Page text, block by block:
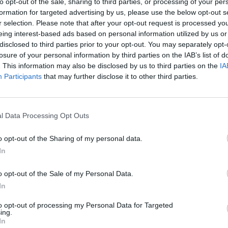
for targeted advertising by us, please use the below opt-out
selection. Please note that after your opt-out request is processed
interest-based ads based on personal information utilized by us
to third parties prior to your opt-out. You may separately
of your personal information by third parties on the IAB’s list of
This information may also be disclosed by us to third parties on the
Participants that may further disclose it to other third parties.
Data Processing Opt Outs
opt-out of the Sharing of my personal data.
opt-out of the Sale of my Personal Data.
opt-out of processing my Personal Data for Targeted
llibret obra deManolo Vilaplana i Lluch .
LO